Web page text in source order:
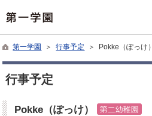
第一学園 ＞行事予定 ＞ Pokke（ぽっけ）
行事予定
Pokke（ぽっけ）